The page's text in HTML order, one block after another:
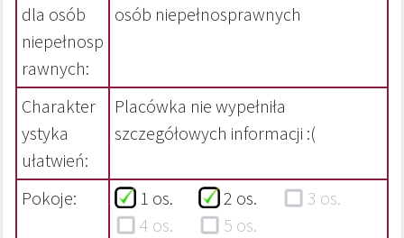
dla osób
niepełnosp
rawnych:
osób niepełnosprawnych
Charakter
ystyka
ułatwień:
Placówka nie wypełniła
szczegółowych informacji :(
Pokoje: 1 os. 2 os.
3 os.
4 os.
5 os.